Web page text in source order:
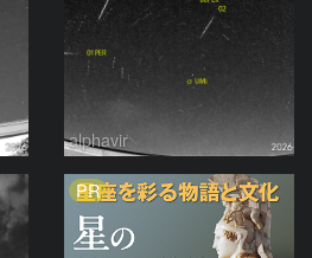
alphavir
PR